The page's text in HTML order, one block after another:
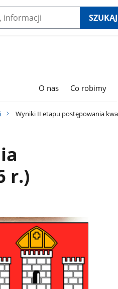
SZUKAJ
O nas Co robimy
Wyniki II etapu postępowania
r.)